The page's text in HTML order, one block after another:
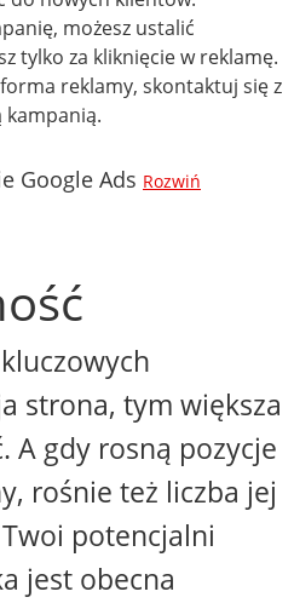
możesz ustalić
tylko za kliknięcie w reklamę.
forma reklamy, skontaktuj się z
kampanią.
Google Ads Rozwiń
strona, tym większa
A gdy rosną pozycje
rośnie też liczba jej
potencjalni
jest obecna